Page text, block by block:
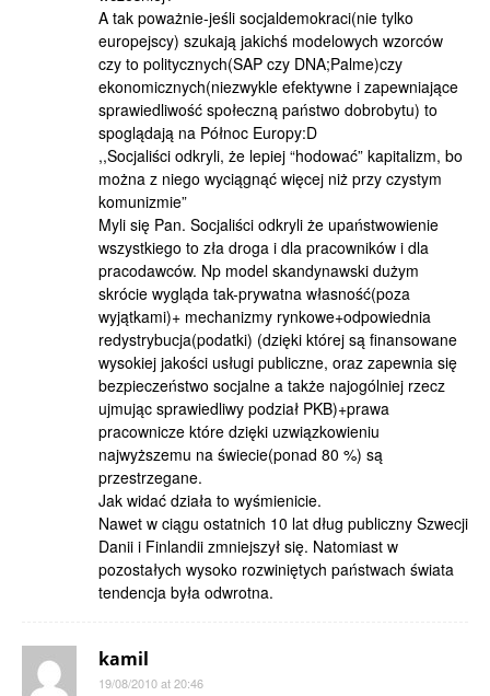
A tak poważnie-jeśli socjaldemokraci(nie tylko
europejscy) szukają jakichś modelowych wzorców
czy to politycznych(SAP czy DNA;Palme)czy
ekonomicznych(niezwykle efektywne i zapewniające
sprawiedliwość społeczną państwo dobrobytu) to
spoglądają na Północ Europy:D
,,Socjaliści odkryli, że lepiej “hodować” kapitalizm, bo
można z niego wyciągnąć więcej niż przy czystym
komunizmie”
Myli się Pan. Socjaliści odkryli że upaństwowienie
wszystkiego to zła droga i dla pracowników i dla
pracodawców. Np model skandynawski dużym
skrócie wygląda tak-prywatna własność(poza
wyjątkami)+ mechanizmy rynkowe+odpowiednia
redystrybucja(podatki) (dzięki której są finansowane
wysokiej jakości usługi publiczne, oraz zapewnia się
bezpieczeństwo socjalne a także najogólniej rzecz
ujmując sprawiedliwy podział PKB)+prawa
pracownicze które dzięki uzwiązkowieniu
najwyższemu na świecie(ponad 80 %) są
przestrzegane.
Jak widać działa to wyśmienicie.
Nawet w ciągu ostatnich 10 lat dług publiczny Szwecji
Danii i Finlandii zmniejszył się. Natomiast w
pozostałych wysoko rozwiniętych państwach świata
tendencja była odwrotna.
kamil
19/08/2010 at 20:46